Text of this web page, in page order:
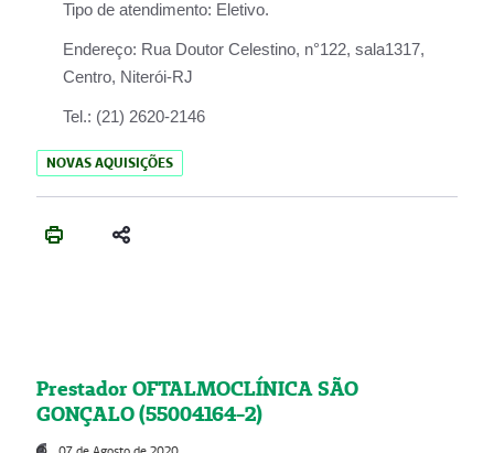
Tipo de atendimento: Eletivo.
Endereço: Rua Doutor Celestino, n°122, sala1317,
Centro, Niterói-RJ
Tel.: (21) 2620-2146
NOVAS AQUISIÇÕES
Prestador OFTALMOCLÍNICA SÃO
GONÇALO (55004164-2)